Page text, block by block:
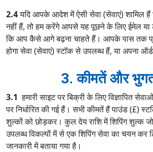
2.4यदि आपके आदेश में ऐसी सेवा (सेवाएं) शामिल
नहीं हैं, तो हम करेंगे आपसे यह पूछने के लिए ईमेल या
कि आप कैसे आगे बढ़ना चाहते हैं। आपके पास तक
होगा सेवा (सेवाएं) स्टॉक से उपलब्ध हैं, या अपना
3. कीमतें और
3.1हमारी साइट पर बिक्री के लिए विज्ञापित
पर निर्धारित की गई हैं। सभी कीमतें हैं पाउंड (£)
शुल्कों को छोड़कर। कुल देय राशि में शिपिंग शुल्क
उपलब्ध विकल्पों में से एक शिपिंग सेवा का चयन कर
जानकारी में बताया गया है।